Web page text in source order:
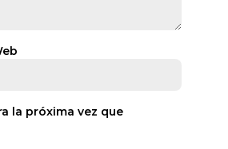
la próxima vez que